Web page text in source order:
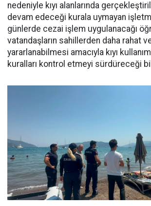
nedeniyle kıyı alanlarında
devam edeceği kurala uymayan
günlerde cezai işlem uygulanacağı
vatandaşların sahillerden daha rahat
yararlanabilmesi amacıyla kıyı
kuralları kontrol etmeyi sürdüreceği